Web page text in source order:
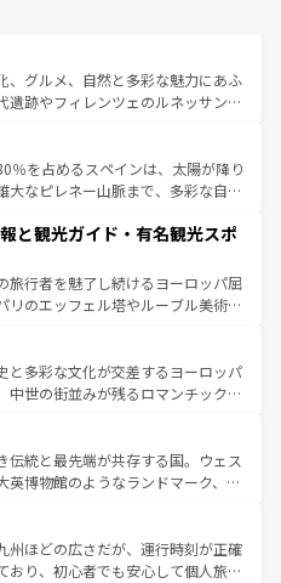
、グルメ、自然と多彩な魅力にあふ
遺跡やフィレンツェのルネッサンス
しい田園風景やアマルフィ海岸の絶
逃せない。観光の合間には、本場の
品のイタリア料理を堪能することも
で、忘れられない旅をしてみよう！
報は
％を占めるスペインは、太陽が降り
大なピレネー山脈まで、多彩な自然
は、情熱的なフラメンコ、熱気あふ
しいタパスが生活の一部となってい
洗練された雰囲気や、バルセロナの
ら、地方では古代ローマ遺跡や中世
土や気候が異なるスペインはその個
性で訪れる人を魅了する。 なお、新着のスペイン情報は コ
てほしい。
と観光ガイド・有名観光スポ
旅行者を魅了し続けるヨーロッパ屈
リのエッフェル塔やルーブル美術館
っている。華麗な宮殿、歴史的な大
そして豊かな自然が、訪れる者を心
フランスは美食の国としても知ら
祥地であるランス、プロヴァンスの
など、多彩な楽しみ方が可能だ。さ
にも魅力が溢れており、どの街角に
それぞれで全く異なる文化を体験で
なお、新着のフランス情報はコンテンツ一覧
と多彩な文化が交差するヨーロッパ
中世の街並みが残るロマンチック街
こを歩いても飽きることがない。ベ
バイエルン州のアルプスの絶景、そ
イン畑といった風景は必見。ビール
してほしい。 なお、新着の
ツ一覧を参照してほしい。
伝統と最先端が共存する国。ウェス
英博物館のようなランドマーク、歴
がある。また、優雅なアフタヌーン
はたまらない英国パブ、サッカー観
そできる体験も豊富。イギリスを旅
州ほどの広さだが、運行時刻が正確
おり、初心者でも安心して個人旅行